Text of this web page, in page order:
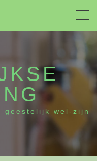
geestelijk wel-zijn